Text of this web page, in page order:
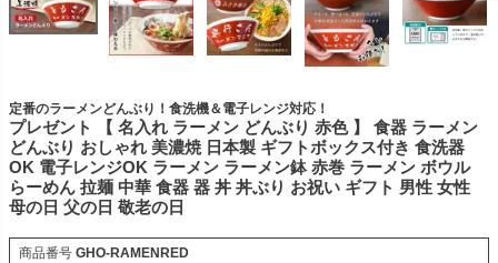
定番のラーメンどんぶり！食洗機＆電子レンジ対応！
プレゼント 【 名入れ ラーメン どんぶり 赤色 】 食器 ラーメン
どんぶり おしゃれ 美濃焼 日本製 ギフトボックス付き 食洗器
OK 電子レンジOK ラーメン ラーメン鉢 赤巻 ラーメン ボウル
らーめん 拉麺 中華 食器 器 丼 丼ぶり お祝い ギフト 男性 女性
母の日 父の日 敬老の日
商品番号 GHO-RAMENRED